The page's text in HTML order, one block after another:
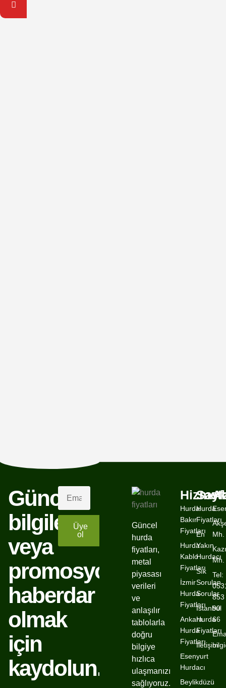
Güncel
bilgiler,
veya
promosyonlardan
haberdar
olmak
için
kaydolun.
Üye
ol
Güncel
hurda
fiyatları,
metal
piyasası
verileri
ve
anlaşılır
tablolarla
doğru
bilgiye
hızlıca
ulaşmanızı
sağlıyoruz.
Hurda
Bakır
Fiyatları
Hurda
Kablo
Fiyatları
İzmir
Hurda
Fiyatları
Ankara
Hurda
Fiyatları
Esenyurt
Hurdacı
Beylikdüzü
Hurda
Fiyatları
En
Yakın
Hurdacı
Sık
Sorulan
Sorular
İstanbul
Hurda
Fiyatları
İletişim
Mh.
Mh.
Tel:
853
90
66